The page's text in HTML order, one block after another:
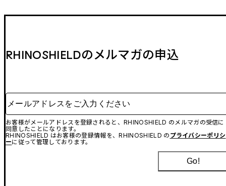
RHINOSHIELDのメルマガの申込
メールアドレスをご入力ください
お客様がメールアドレスを登録されると、RHINOSHIELD のメルマガの受信に
同意したことになります。
RHINOSHIELD はお客様の登録情報を、RHINOSHIELD の プライバシーポリシ
ーに従って管理しております。
Go!